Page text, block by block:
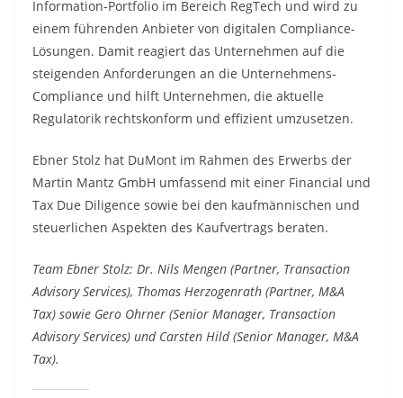
Information-Portfolio im Bereich RegTech und wird zu
einem führenden Anbieter von digitalen Compliance-
Lösungen. Damit reagiert das Unternehmen auf die
steigenden Anforderungen an die Unternehmens-
Compliance und hilft Unternehmen, die aktuelle
Regulatorik rechtskonform und effizient umzusetzen.
Ebner Stolz hat DuMont im Rahmen des Erwerbs der
Martin Mantz GmbH umfassend mit einer Financial und
Tax Due Diligence sowie bei den kaufmännischen und
steuerlichen Aspekten des Kaufvertrags beraten.
Team Ebner Stolz: Dr. Nils Mengen (Partner, Transaction
Advisory Services), Thomas Herzogenrath (Partner, M&A
Tax) sowie Gero Ohrner (Senior Manager, Transaction
Advisory Services) und Carsten Hild (Senior Manager, M&A
Tax).